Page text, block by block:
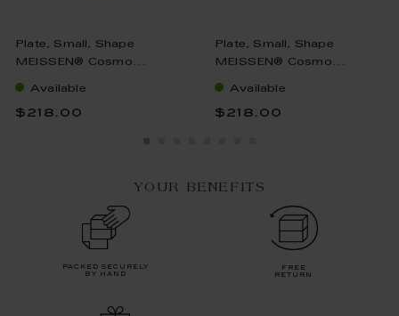
Plate, Small, Shape
MEISSEN® Cosmo...
Available
$218.00
Plate, Small, Shape
MEISSEN® Cosmo...
Available
$218.00
YOUR BENEFITS
packed securely
by hand
free
return